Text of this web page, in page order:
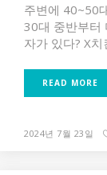
주변에 40~50
30대 중반부터
자가 있다? X
READ MORE
2024년 7월 23일